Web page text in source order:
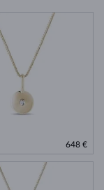
648 €